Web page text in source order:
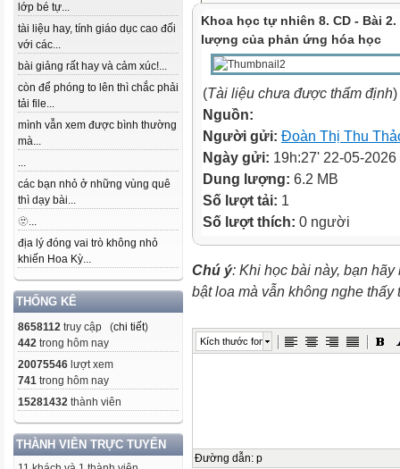
lớp bé tự...
tài liệu hay, tính giáo dục cao đối
với các...
bài giảng rất hay và cảm xúc!...
còn để phóng to lên thì chắc phải
tải file...
mình vẫn xem được bình thường
mà...
...
các bạn nhỏ ở những vùng quê
thì dạy bài...
🫥...
địa lý đóng vai trò không nhỏ
khiến Hoa Kỳ...
THỐNG KÊ
8658112 truy cập (chi tiết)
442 trong hôm nay
20075546 lượt xem
741 trong hôm nay
15281432 thành viên
THÀNH VIÊN TRỰC TUYẾN
Khoa học tự nhiên 8. CD - Bài
lượng của phản ứng hóa học
(Tài liệu chưa được thẩm định)
Nguồn:
Người gửi: Đoàn Thị Thu
Ngày gửi: 19h:27' 22-05-2026
Dung lượng: 6.2 MB
Số lượt tải: 1
Số lượt thích: 0 người
Chú ý: Khi học bài này, bạn
bật loa mà vẫn không nghe
Kích thước font
Đường dẫn: p